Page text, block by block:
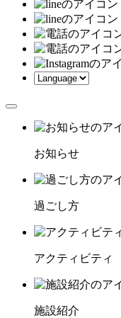
お知らせ
過ごし方
アクティビティ
施設紹介